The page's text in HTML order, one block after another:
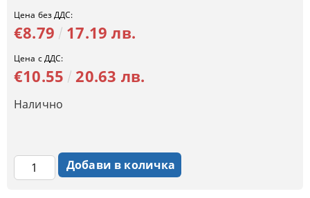
Цена без ДДС:
€8.79 17.19 лв.
Цена с ДДС:
€10.55 20.63 лв.
Налично